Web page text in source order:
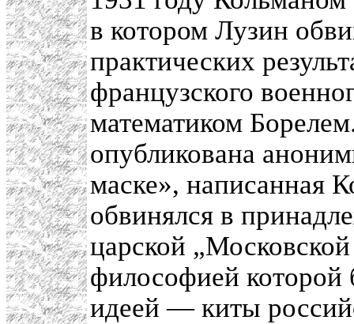
в котором Лузин
практических
французского
математиком
опубликована
маске», написанная
обвинялся в
царской
философией
идеей — киты